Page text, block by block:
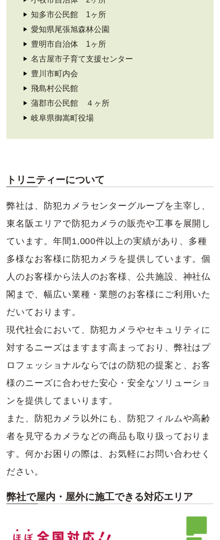
知多市公民館 1ヶ所
愛知県尾張旭森林公園
豊明市自治体 1ヶ所
名古屋市子育て支援センター
豊川市町内会
飛島村公民館
蒲郡市公民館 ４ヶ所
岐阜県御嵩町役場
トリニティーについて
弊社は、防犯カメラセンターグループを主宰し、
東名阪エリアで防犯カメラの販売や工事を展開し
ています。年間1,000件以上の実績があり、多種
多様なお客様に防犯カメラを提供しています。個
人のお客様から法人のお客様、公共施設、神社仏
閣まで、幅広い業種・業態のお客様にご利用いた
だいております。
現代社会において、防犯カメラやセキュリティに
対するニーズはますます高まっており、弊社はプ
ロフェッショナルならではの防犯の提案と、お客
様のニーズに合わせた安心・安全なソリューショ
ンを提供してまいります。
また、防犯カメラ以外にも、防犯フィルムや高齢
者を見守るカメラなどの商品も取り扱っておりま
す。何かお困りの際は、お気軽にお問い合わせく
ださい。
弊社で屋内・屋外に施工できる対応エリア